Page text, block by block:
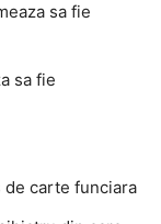
sa fie
sa fie
carte funciara